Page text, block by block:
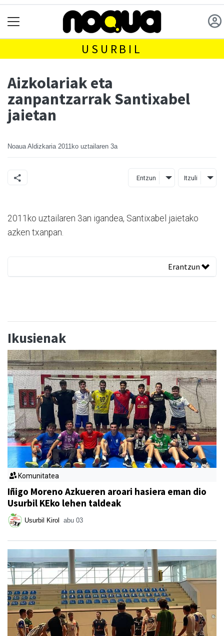
USURBIL
Aizkolariak eta
zanpantzarrak Santixabel
jaietan
Noaua Aldizkaria 2011ko uztailaren 3a
Entzun Itzuli
2011ko uztailaren 3an igandea, Santixabel jaietako
azken txanpan.
Erantzun
Ikusienak
Komunitatea
Iñigo Moreno Azkueren aroari hasiera eman dio
Usurbil KEko lehen taldeak
Usurbil Kirol abu 03